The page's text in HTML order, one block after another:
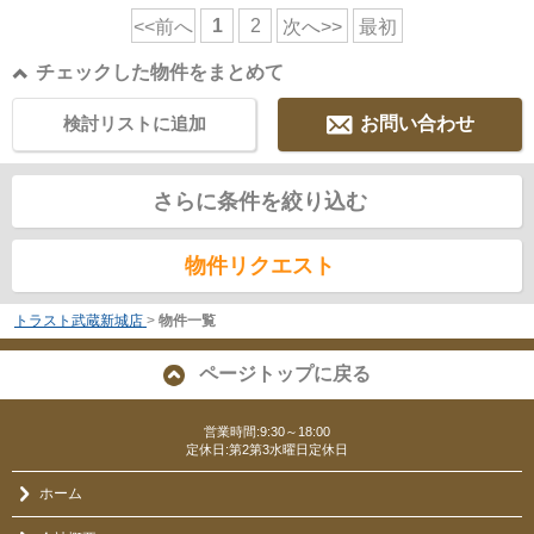
<<前へ 1 2 次へ>> 最初
チェックした物件をまとめて
お問い合わせ
検討リストに追加
さらに条件を絞り込む
物件リクエスト
トラスト武蔵新城店 > 物件一覧
ページトップに戻る
営業時間:9:30～18:00
定休日:第2第3水曜日定休日
ホーム